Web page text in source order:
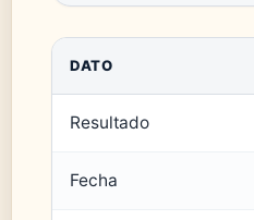
DATO
Resultado
Fecha